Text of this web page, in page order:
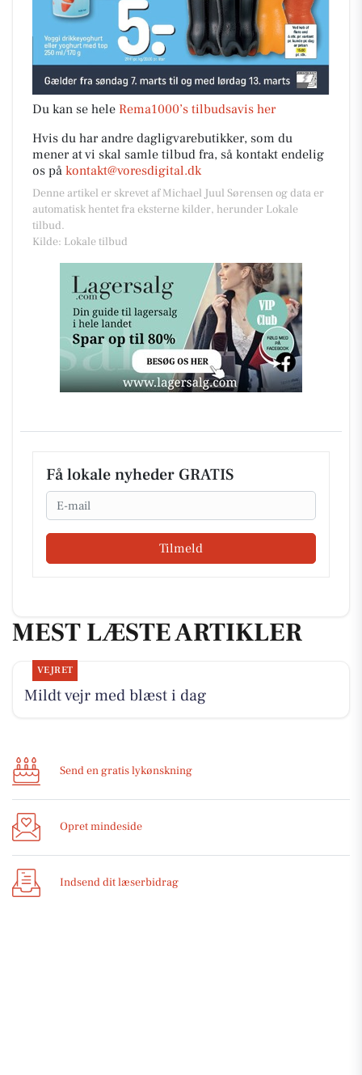
Du kan se hele Rema1000’s tilbudsavis her
Hvis du har andre dagligvarebutikker, som du
mener at vi skal samle tilbud fra, så kontakt endelig
os på kontakt@voresdigital.dk
Denne artikel er skrevet af Michael Juul Sørensen og data er
automatisk hentet fra eksterne kilder, herunder Lokale
tilbud.
Kilde: Lokale tilbud
Få lokale nyheder GRATIS
Email
Tilmeld
MEST LÆSTE ARTIKLER
VEJRET
Mildt vejr med blæst i dag
Send en gratis lykønskning
Opret mindeside
Indsend dit læserbidrag